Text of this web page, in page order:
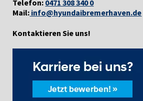
Telefon: 0471 308 340 0
Mail: info@hyundaibremerhaven.de
Kontaktieren Sie uns!